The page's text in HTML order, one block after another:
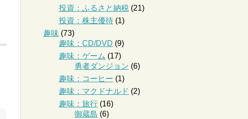
投資：ふるさと納税 (21)
投資：株主優待 (1)
趣味 (73)
趣味：CD/DVD (9)
趣味：ゲーム (17)
勇者ダンジョン (6)
趣味：コーヒー (1)
趣味：マクドナルド (2)
趣味：旅行 (16)
御蔵島 (6)